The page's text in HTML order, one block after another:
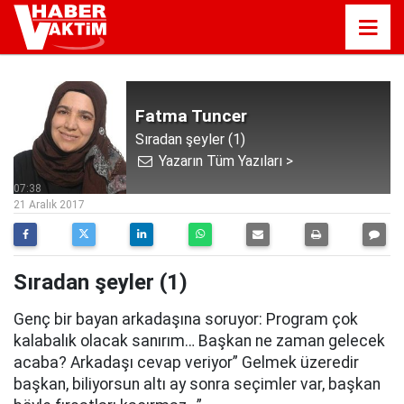
Fatma Tuncer
Sıradan şeyler (1)
Yazarın Tüm Yazıları >
07:38
21 Aralık 2017
Sıradan şeyler (1)
Genç bir bayan arkadaşına soruyor: Program çok
kalabalık olacak sanırım… Başkan ne zaman gelecek
acaba? Arkadaşı cevap veriyor” Gelmek üzeredir
başkan, biliyorsun altı ay sonra seçimler var, başkan